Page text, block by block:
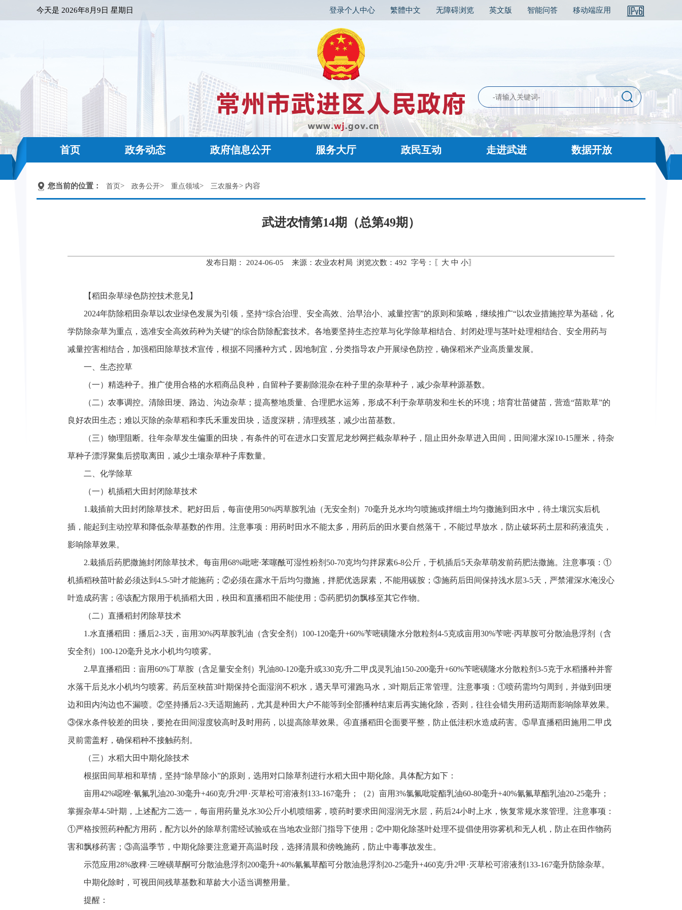
今天是 2026年8月9日 星期日 登录个人中心 繁體中文 无障碍浏览 英文版 智能问答 移动端应用
首页 政务动态 政府信息公开 服务大厅 政民互动 走进武进 数据开放
您当前的位置： 首页> 政务公开> 重点领域> 三农服务> 内容
武进农情第14期（总第49期）
发布日期： 2024-06-05 来源：农业农村局 浏览次数： 492 字号：〖 大 中 小〗
【稻田杂草绿色防控技术意见】
2024年防除稻田杂草以农业绿色发展为引领，坚持“综合治理、安全高效、治早治小、减量控害”的原则和策略，继续推广“以农业措施控草为基础，化
学防除杂草为重点，选准安全高效药种为关键”的综合防除配套技术。各地要坚持生态控草与化学除草相结合、封闭处理与茎叶处理相结合、安全用药与
减量控害相结合，加强稻田除草技术宣传，根据不同播种方式，因地制宜，分类指导农户开展绿色防控，确保稻米产业高质量发展。
一、生态控草
（一）精选种子。推广使用合格的水稻商品良种，自留种子要剔除混杂在种子里的杂草种子，减少杂草种源基数。
（二）农事调控。清除田埂、路边、沟边杂草；提高整地质量、合理肥水运筹，形成不利于杂草萌发和生长的环境；培育壮苗健苗，营造“苗欺草”的
良好农田生态；难以灭除的杂草稻和李氏禾重发田块，适度深耕，清理残茎，减少出苗基数。
（三）物理阻断。往年杂草发生偏重的田块，有条件的可在进水口安置尼龙纱网拦截杂草种子，阻止田外杂草进入田间，田间灌水深10-15厘米，待杂
草种子漂浮聚集后捞取离田，减少土壤杂草种子库数量。
二、化学除草
（一）机插稻大田封闭除草技术
1.栽插前大田封闭除草技术。耙好田后，每亩使用50%丙草胺乳油（无安全剂）70毫升兑水均匀喷施或拌细土均匀撒施到田水中，待土壤沉实后机
插，能起到主动控草和降低杂草基数的作用。注意事项：用药时田水不能太多，用药后的田水要自然落干，不能过早放水，防止破坏药土层和药液流失，
影响除草效果。
2.栽插后药肥撒施封闭除草技术。每亩用68%吡嘧·苯噻酰可湿性粉剂50-70克均匀拌尿素6-8公斤，于机插后5天杂草萌发前药肥法撒施。注意事项：①
机插稻秧苗叶龄必须达到4.5-5叶才能施药；②必须在露水干后均匀撒施，拌肥优选尿素，不能用碳胺；③施药后田间保持浅水层3-5天，严禁灌深水淹没心
叶造成药害；④该配方限用于机插稻大田，秧田和直播稻田不能使用；⑤药肥切勿飘移至其它作物。
（二）直播稻封闭除草技术
1.水直播稻田：播后2-3天，亩用30%丙草胺乳油（含安全剂）100-120毫升+60%苄嘧磺隆水分散粒剂4-5克或亩用30%苄嘧·丙草胺可分散油悬浮剂（含
安全剂）100-120毫升兑水小机均匀喷雾。
2.旱直播稻田：亩用60%丁草胺（含足量安全剂）乳油80-120毫升或330克/升二甲戊灵乳油150-200毫升+60%苄嘧磺隆水分散粒剂3-5克于水稻播种并窨
水落干后兑水小机均匀喷雾。药后至秧苗3叶期保持仑面湿润不积水，遇天旱可灌跑马水，3叶期后正常管理。注意事项：①喷药需均匀周到，并做到田埂
边和田内沟边也不漏喷。②坚持播后2-3天适期施药，尤其是种田大户不能等到全部播种结束后再实施化除，否则，往往会错失用药适期而影响除草效果。
③保水条件较差的田块，要抢在田间湿度较高时及时用药，以提高除草效果。④直播稻田仑面要平整，防止低洼积水造成药害。⑤旱直播稻田施用二甲戊
灵前需盖籽，确保稻种不接触药剂。
（三）水稻大田中期化除技术
根据田间草相和草情，坚持“除早除小”的原则，选用对口除草剂进行水稻大田中期化除。具体配方如下：
亩用42%噁唑·氰氟乳油20-30毫升+460克/升2甲·灭草松可溶液剂133-167毫升；（2）亩用3%氯氟吡啶酯乳油60-80毫升+40%氰氟草酯乳油20-25毫升；
掌握杂草4-5叶期，上述配方二选一，每亩用药量兑水30公斤小机喷细雾，喷药时要求田间湿润无水层，药后24小时上水，恢复常规水浆管理。注意事项：
①严格按照药种配方用药，配方以外的除草剂需经试验或在当地农业部门指导下使用；②中期化除茎叶处理不提倡使用弥雾机和无人机，防止在田作物药
害和飘移药害；③高温季节，中期化除要注意避开高温时段，选择清晨和傍晚施药，防止中毒事故发生。
示范应用28%敌稗·三唑磺草酮可分散油悬浮剂200毫升+40%氰氟草酯可分散油悬浮剂20-25毫升+460克/升2甲·灭草松可溶液剂133-167毫升防除杂草。
中期化除时，可视田间残草基数和草龄大小适当调整用量。
提醒：